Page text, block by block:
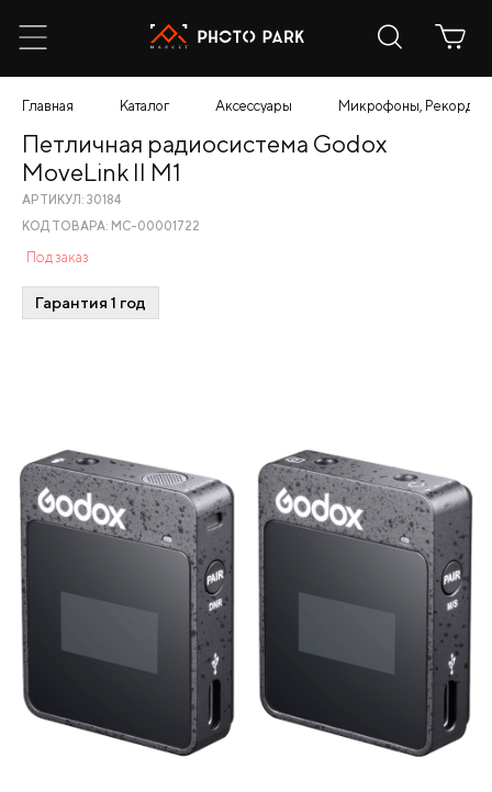
Главная Каталог Аксессуары Микрофоны,
Петличная радиосистема Godox
MoveLink II M1
АРТИКУЛ: 30184
КОД ТОВАРА: МС-00001722
Под заказ
Гарантия 1 год